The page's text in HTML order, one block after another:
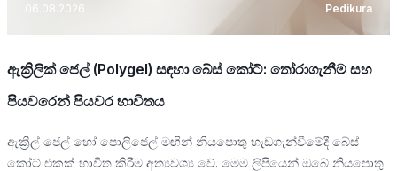
06.08.2026 Pedikura
ඇක්‍රිලික් ජෙල් (Polygel) සඳහා බේස් කෝට්: තෝරාගැනීම සහ
පියවරෙන් පියවර භාවිතය
ඇක්‍රිල් ජෙල් හෝ පොලිජෙල් මඟින් නියපොතු හැඩගැන්වීමේදී බේස්
කෝට් එකක් භාවිත කිරීම අත්‍යවශ්‍ය වේ. මෙම ලිපියෙන් ඔබේ නියපොතු